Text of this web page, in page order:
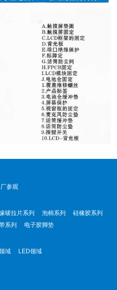
参观
唛拉片系列 泡棉系列
硅橡胶系列
系列 电子胶脚垫
域 LED领域